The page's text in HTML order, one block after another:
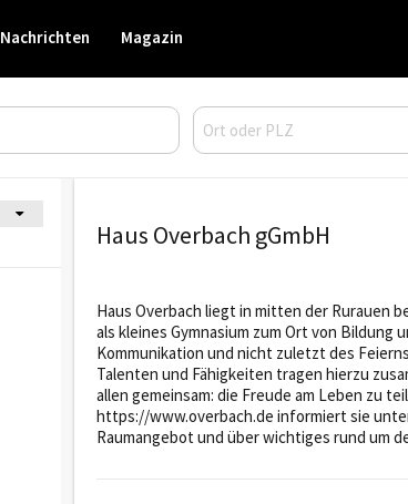
Nachrichten Magazin
Haus Overbach gGmbH
Haus Overbach liegt in mitten der Rurauen
als kleines Gymnasium zum Ort von
Kommunikation und nicht zuletzt des
Talenten und Fähigkeiten tragen hierzu
allen gemeinsam: die Freude am Leben zu
https://www.overbach.de informiert sie
Raumangebot und über wichtiges rund um